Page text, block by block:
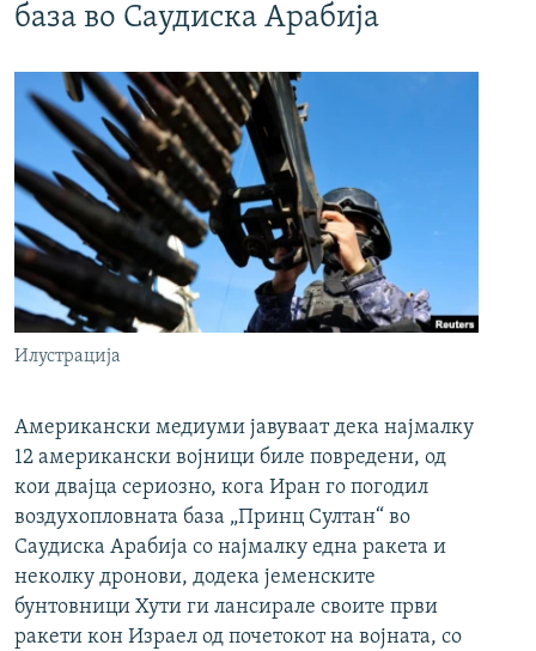
база во Саудиска Арабија
Илустрација
Американски медиуми јавуваат дека најмалку
12 американски војници биле повредени, од
кои двајца сериозно, кога Иран го погодил
воздухопловната база „Принц Султан“ во
Саудиска Арабија со најмалку една ракета и
неколку дронови, додека јеменските
бунтовници Хути ги лансирале своите први
ракети кон Израел од почетокот на војната, со